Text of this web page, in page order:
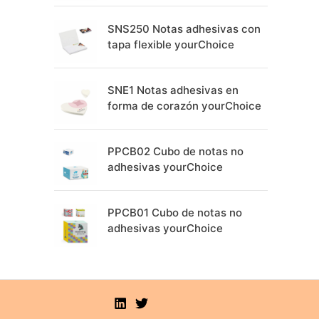
SNS250 Notas adhesivas con
tapa flexible yourChoice
SNE1 Notas adhesivas en
forma de corazón yourChoice
PPCB02 Cubo de notas no
adhesivas yourChoice
PPCB01 Cubo de notas no
adhesivas yourChoice